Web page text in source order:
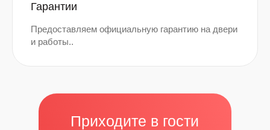
Гарантии
Предоставляем официальную гарантию на двери
и работы..
Приходите в гости